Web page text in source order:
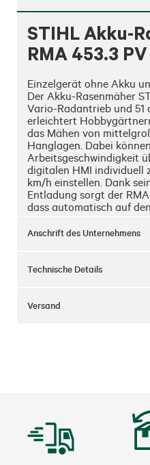
STIHL Akku-
RMA 453.3 PV
Einzelgerät ohne Akku
Der Akku-Rasenmäher
Vario-Radantrieb und
erleichtert
das Mähen von
Hanglagen. Dabei
Arbeitsgeschwindigkeit
digitalen HMI individuell
km/h einstellen. Dank
Entladung sorgt der
dass automatisch auf
sobald der erste leer ist.
Dank serienmäßiger
als auch zum Mulchen.
nimmt jede Menge
entleeren.
Anschrift des Unternehmens
Technische Details
Versand